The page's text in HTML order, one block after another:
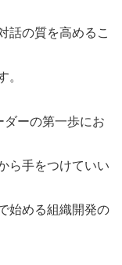
話の質を高めるこ
。
ダーの第一歩にお
ら手をつけていい
始める組織開発の